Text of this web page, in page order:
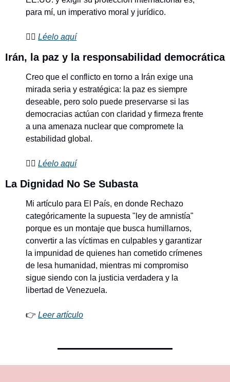
para mí, un imperativo moral y jurídico.
👉🏼 Léelo aquí
Irán, la paz y la responsabilidad democrática
Creo que el conflicto en torno a Irán exige una
mirada seria y estratégica: la paz es siempre
deseable, pero solo puede preservarse si las
democracias actúan con claridad y firmeza frente
a una amenaza nuclear que compromete la
estabilidad global.
👉🏼 Léelo aquí
La Dignidad No Se Subasta
Mi artículo para El País, en donde Rechazo
categóricamente la supuesta "ley de amnistía"
porque es un montaje que busca humillarnos,
convertir a las víctimas en culpables y garantizar
la impunidad de quienes han cometido crímenes
de lesa humanidad, mientras mi compromiso
sigue siendo con la justicia verdadera y la
libertad de Venezuela.
👉 Leer artículo